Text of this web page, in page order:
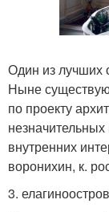
Один из лучших
Ныне
по проекту
внутренних
воронихин, к.
3.